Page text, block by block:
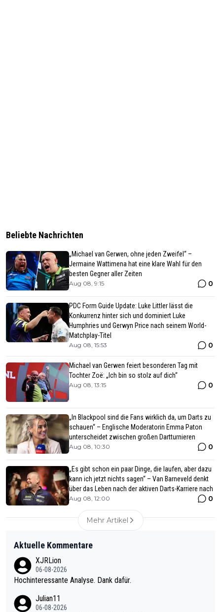
Beliebte Nachrichten
„Michael van Gerwen, ohne jeden Zweifel“ –
Jermaine Wattimena hat eine klare Wahl für den
besten Gegner aller Zeiten
Aug 08, 9:15 0
PDC Form Guide Update: Luke Littler lässt die
Konkurrenz hinter sich und dominiert Luke
Humphries und Gerwyn Price nach seinem World-
Matchplay-Titel
Aug 08, 15:53 0
Michael van Gerwen feiert besonderen Tag mit
Tochter Zoë: „Ich bin so stolz auf dich“
Aug 08, 13:15 0
„In Blackpool sind die Fans wirklich da, um Darts zu
schauen“ – Englische Moderatorin Emma Paton
unterscheidet zwischen großen Dartturnieren
Aug 08, 10:30 0
„Es gibt schon ein paar Dinge, die laufen, aber dazu
kann ich jetzt nichts sagen“ – Van Barneveld denkt
über das Leben nach der aktiven Darts-Karriere nach
Aug 08, 12:00 0
Mehr Artikel
Aktuelle Kommentare
XJRLion
06-08-2026
Hochinteressante Analyse. Dank dafür.
Julian11
06-08-2026